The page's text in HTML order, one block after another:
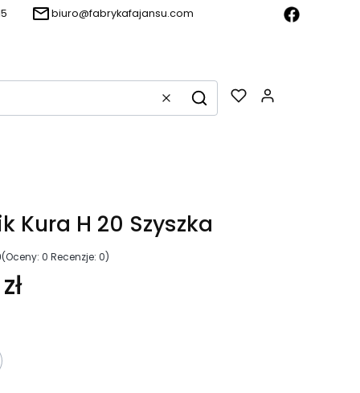
biuro@fabrykafajansu.com
WyczyśćSzukaj
Kura H 20 Szyszka
(Oceny: 0 Recenzje: 0)